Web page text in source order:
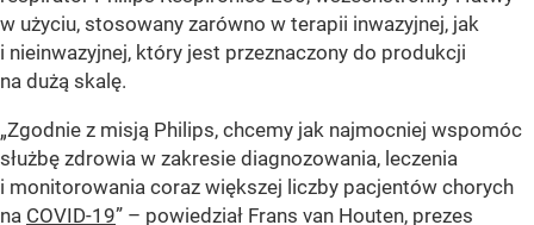
w użyciu, stosowany zarówno w terapii inwazyjnej, jak
i nieinwazyjnej, który jest przeznaczony do produkcji
na dużą skalę.
„Zgodnie z misją Philips, chcemy jak najmocniej wspomóc
służbę zdrowia w zakresie diagnozowania, leczenia
i monitorowania coraz większej liczby pacjentów chorych
na COVID-19” – powiedział Frans van Houten, prezes